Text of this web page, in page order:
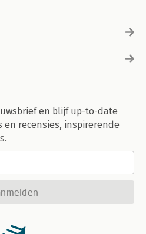
en blijf up-to-date
recensies, inspirerende